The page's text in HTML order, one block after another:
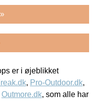
er i øjeblikket
, Pro-Outdoor.dk,
Outmore.dk, som alle har